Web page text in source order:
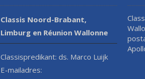
Classis Noord-Brabant,
Limburg en Réunion Wallonne
Classispredikant: ds. Marco Luijk
E-mailadres: